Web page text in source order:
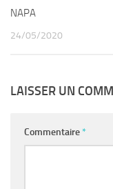
NAPA
24/05/2020
LAISSER UN
Commentaire *